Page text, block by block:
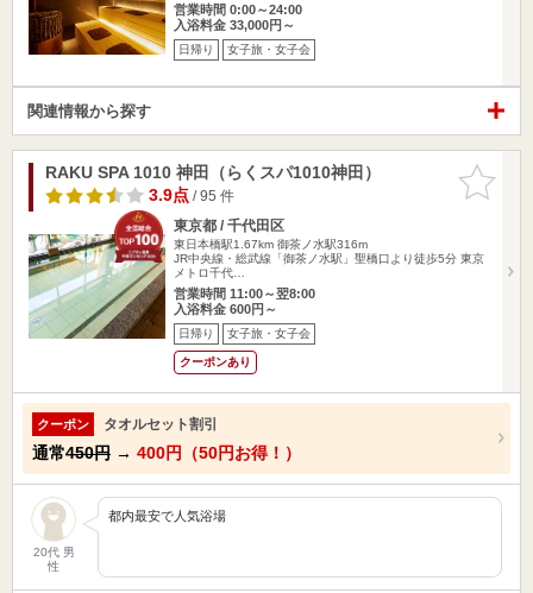
営業時間 0:00～24:00
入浴料金 33,000円～
日帰り 女子旅・女子会
関連情報から探す
お気に入
りに追加
RAKU SPA 1010 神田（らくスパ1010神田）
3.9点/ 95 件
東京都 / 千代田区
東日本橋駅1.67km 御茶ノ水駅316m
JR中央線・総武線「御茶ノ水駅」聖橋口より徒歩5分 東京
メトロ千代…
営業時間 11:00～翌8:00
入浴料金 600円～
日帰り 女子旅・女子会
クーポンあり
クーポン タオルセット割引
通常450円 → 400円（50円お得！）
20代 男
性
都内最安で人気浴場